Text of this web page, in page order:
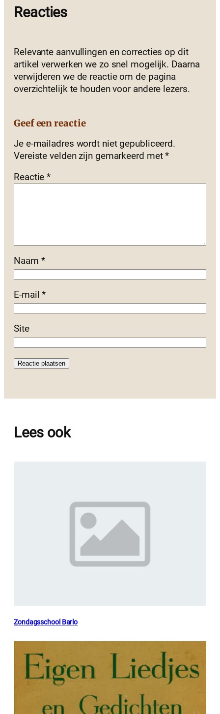
Reacties
Relevante aanvullingen en correcties op dit
artikel verwerken we zo snel mogelijk. Daarna
verwijderen we de reactie om de pagina
overzichtelijk te houden voor andere lezers.
Geef een reactie
Je e-mailadres wordt niet gepubliceerd.
Vereiste velden zijn gemarkeerd met*
Reactie*
Naam *
E-mail*
Site
Lees ook
Zondagsschool Barlo